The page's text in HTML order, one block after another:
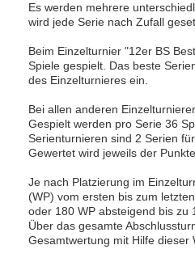
Es werden mehrere
wird jede Serie nach Zufall
Beim Einzelturnier "12er BS
Spiele gespielt. Das beste
des Einzelturnieres ein.
Bei allen anderen
Gespielt werden pro Serie 36
Serienturnieren sind 2 Serien
Gewertet wird jeweils der
Je nach Platzierung im
(WP) vom ersten bis zum
oder 180 WP absteigend bis zu
Über das gesamte
Gesamtwertung mit Hilfe dieser